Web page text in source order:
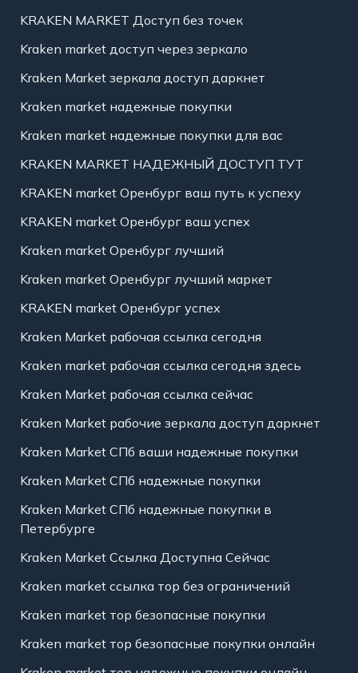
KRAKEN MARKET Доступ без точек
Kraken market доступ через зеркало
Kraken Market зеркала доступ даркнет
Kraken market надежные покупки
Kraken market надежные покупки для вас
KRAKEN MARKET НАДЕЖНЫЙ ДОСТУП ТУТ
KRAKEN market Оренбург ваш путь к успеху
KRAKEN market Оренбург ваш успех
Kraken market Оренбург лучший
Kraken market Оренбург лучший маркет
KRAKEN market Оренбург успех
Kraken Market рабочая ссылка сегодня
Kraken market рабочая ссылка сегодня здесь
Kraken Market рабочая ссылка сейчас
Kraken Market рабочие зеркала доступ даркнет
Kraken Market СПб ваши надежные покупки
Kraken Market СПб надежные покупки
Kraken Market СПб надежные покупки в
Петербурге
Kraken Market Ссылка Доступна Сейчас
Kraken market ссылка тор без ограничений
Kraken market тор безопасные покупки
Kraken market тор безопасные покупки онлайн